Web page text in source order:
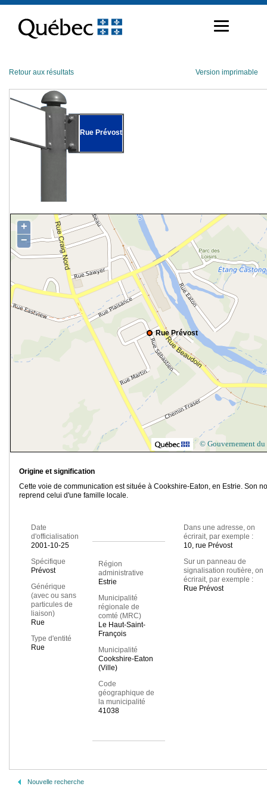
contenu
Retour aux résultats Version imprimable
Rue Prévost
Rue Prévost
+
−
© Gouvernement du
Origine et signification
Cette voie de communication est située à Cookshire-Eaton, en Estrie. Son
reprend celui d'une famille locale.
Date
d'officialisation
2001-10-25
Spécifique
Prévost
Générique
(avec ou sans
particules de
liaison)
Rue
Type d'entité
Rue
Région
administrative
Estrie
Municipalité
régionale de
comté (MRC)
Le Haut-Saint-
François
Municipalité
Cookshire-Eaton
(Ville)
Code
géographique de
la municipalité
41038
Dans une adresse, on
écrirait, par exemple :
10, rue Prévost
Sur un panneau de
signalisation routière, on
écrirait, par exemple :
Rue Prévost
Nouvelle recherche